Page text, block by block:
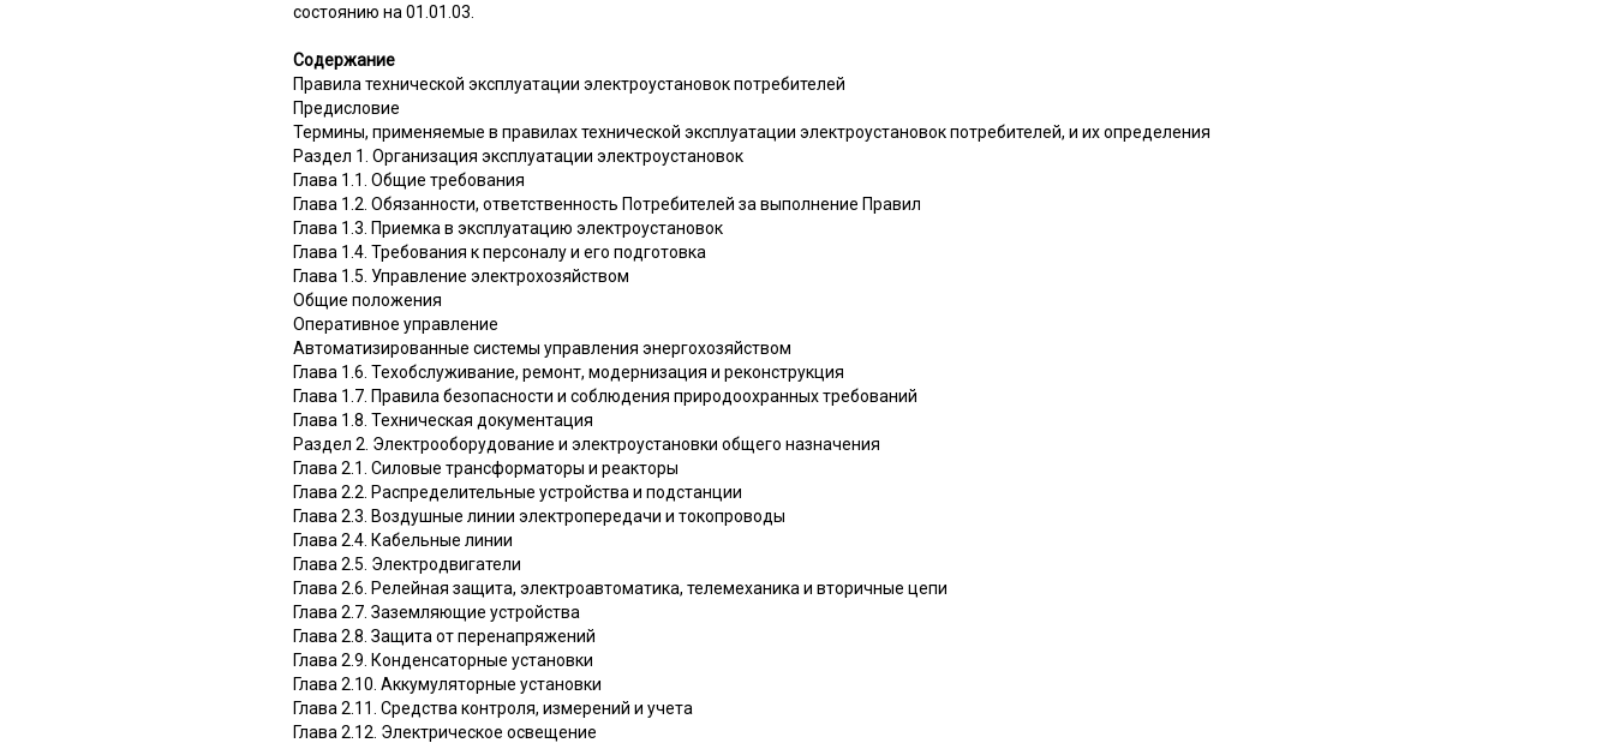
состоянию на 01.01.03.
Содержание
Правила технической эксплуатации электроустановок потребителей
Предисловие
Термины, применяемые в правилах технической эксплуатации электроустановок потребителей, и их определения
Раздел 1. Организация эксплуатации электроустановок
Глава 1.1. Общие требования
Глава 1.2. Обязанности, ответственность Потребителей за выполнение Правил
Глава 1.3. Приемка в эксплуатацию электроустановок
Глава 1.4. Требования к персоналу и его подготовка
Глава 1.5. Управление электрохозяйством
Общие положения
Оперативное управление
Автоматизированные системы управления энергохозяйством
Глава 1.6. Техобслуживание, ремонт, модернизация и реконструкция
Глава 1.7. Правила безопасности и соблюдения природоохранных требований
Глава 1.8. Техническая документация
Раздел 2. Электрооборудование и электроустановки общего назначения
Глава 2.1. Силовые трансформаторы и реакторы
Глава 2.2. Распределительные устройства и подстанции
Глава 2.3. Воздушные линии электропередачи и токопроводы
Глава 2.4. Кабельные линии
Глава 2.5. Электродвигатели
Глава 2.6. Релейная защита, электроавтоматика, телемеханика и вторичные цепи
Глава 2.7. Заземляющие устройства
Глава 2.8. Защита от перенапряжений
Глава 2.9. Конденсаторные установки
Глава 2.10. Аккумуляторные установки
Глава 2.11. Средства контроля, измерений и учета
Глава 2.12. Электрическое освещение